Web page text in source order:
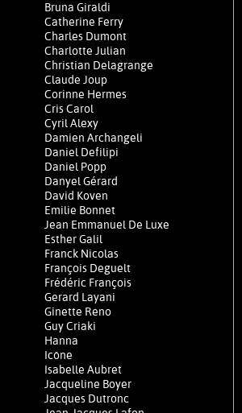
Bruna Giraldi
Catherine Ferry
Charles Dumont
Charlotte Julian
Christian Delagrange
Claude Joup
Corinne Hermes
Cris Carol
Cyril Alexy
Damien Archangeli
Daniel Defilipi
Daniel Popp
Danyel Gérard
David Koven
Emilie Bonnet
Jean Emmanuel De Luxe
Esther Galil
Franck Nicolas
François Deguelt
Frédéric François
Gerard Layani
Ginette Reno
Guy Criaki
Hanna
Icône
Isabelle Aubret
Jacqueline Boyer
Jacques Dutronc